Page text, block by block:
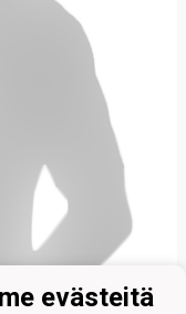
evästeitä